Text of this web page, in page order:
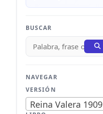
BUSCAR
NAVEGAR
VERSIÓN
Reina Valera 1909